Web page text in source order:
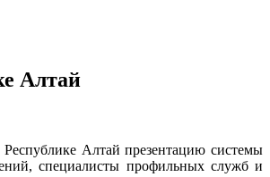
Алтай
Алтай презентацию системы
специалисты профильных служб и